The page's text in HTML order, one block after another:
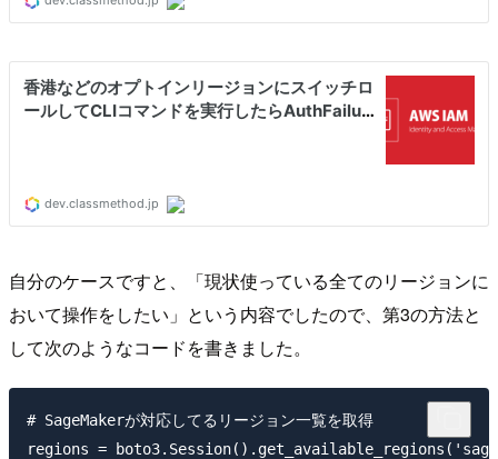
自分のケースですと、「現状使っている全てのリージョンに
おいて操作をしたい」という内容でしたので、第3の方法と
して次のようなコードを書きました。
# SageMakerが対応してるリージョン一覧を取得
regions =